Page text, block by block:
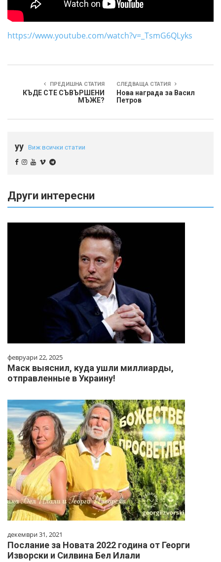
https://www.youtube.com/watch?v=_TsmG6QLyks
ПРЕДИШНА СТАТИЯ
КЪДЕ СТЕ СЪВЪРШЕНИ
МЪЖЕ?
СЛЕДВАЩА СТАТИЯ
Нова награда за Васил
Петров
yy Виж всички статии
Други интересни
февруари 22, 2025
Маск выяснил, куда ушли миллиарды,
отправленные в Украину!
декември 31, 2021
Послание за Новата 2022 година от Георги
Изворски и Силвина Бел Илали